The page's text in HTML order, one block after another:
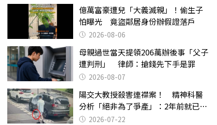
億萬富豪遭兒「大義滅親」！偷生子
怕曝光 竟盜鄰居身份辦假證落戶
2026-08-06
母親過世當天提領206萬辦後事「父子
遭判刑」 律師：搶錢先下手是罪
2026-08-07
陽交大教授殺害連襟案！ 精神科醫
分析「絕非為了爭產」：2年前就已言
行詭異
2026-07-22